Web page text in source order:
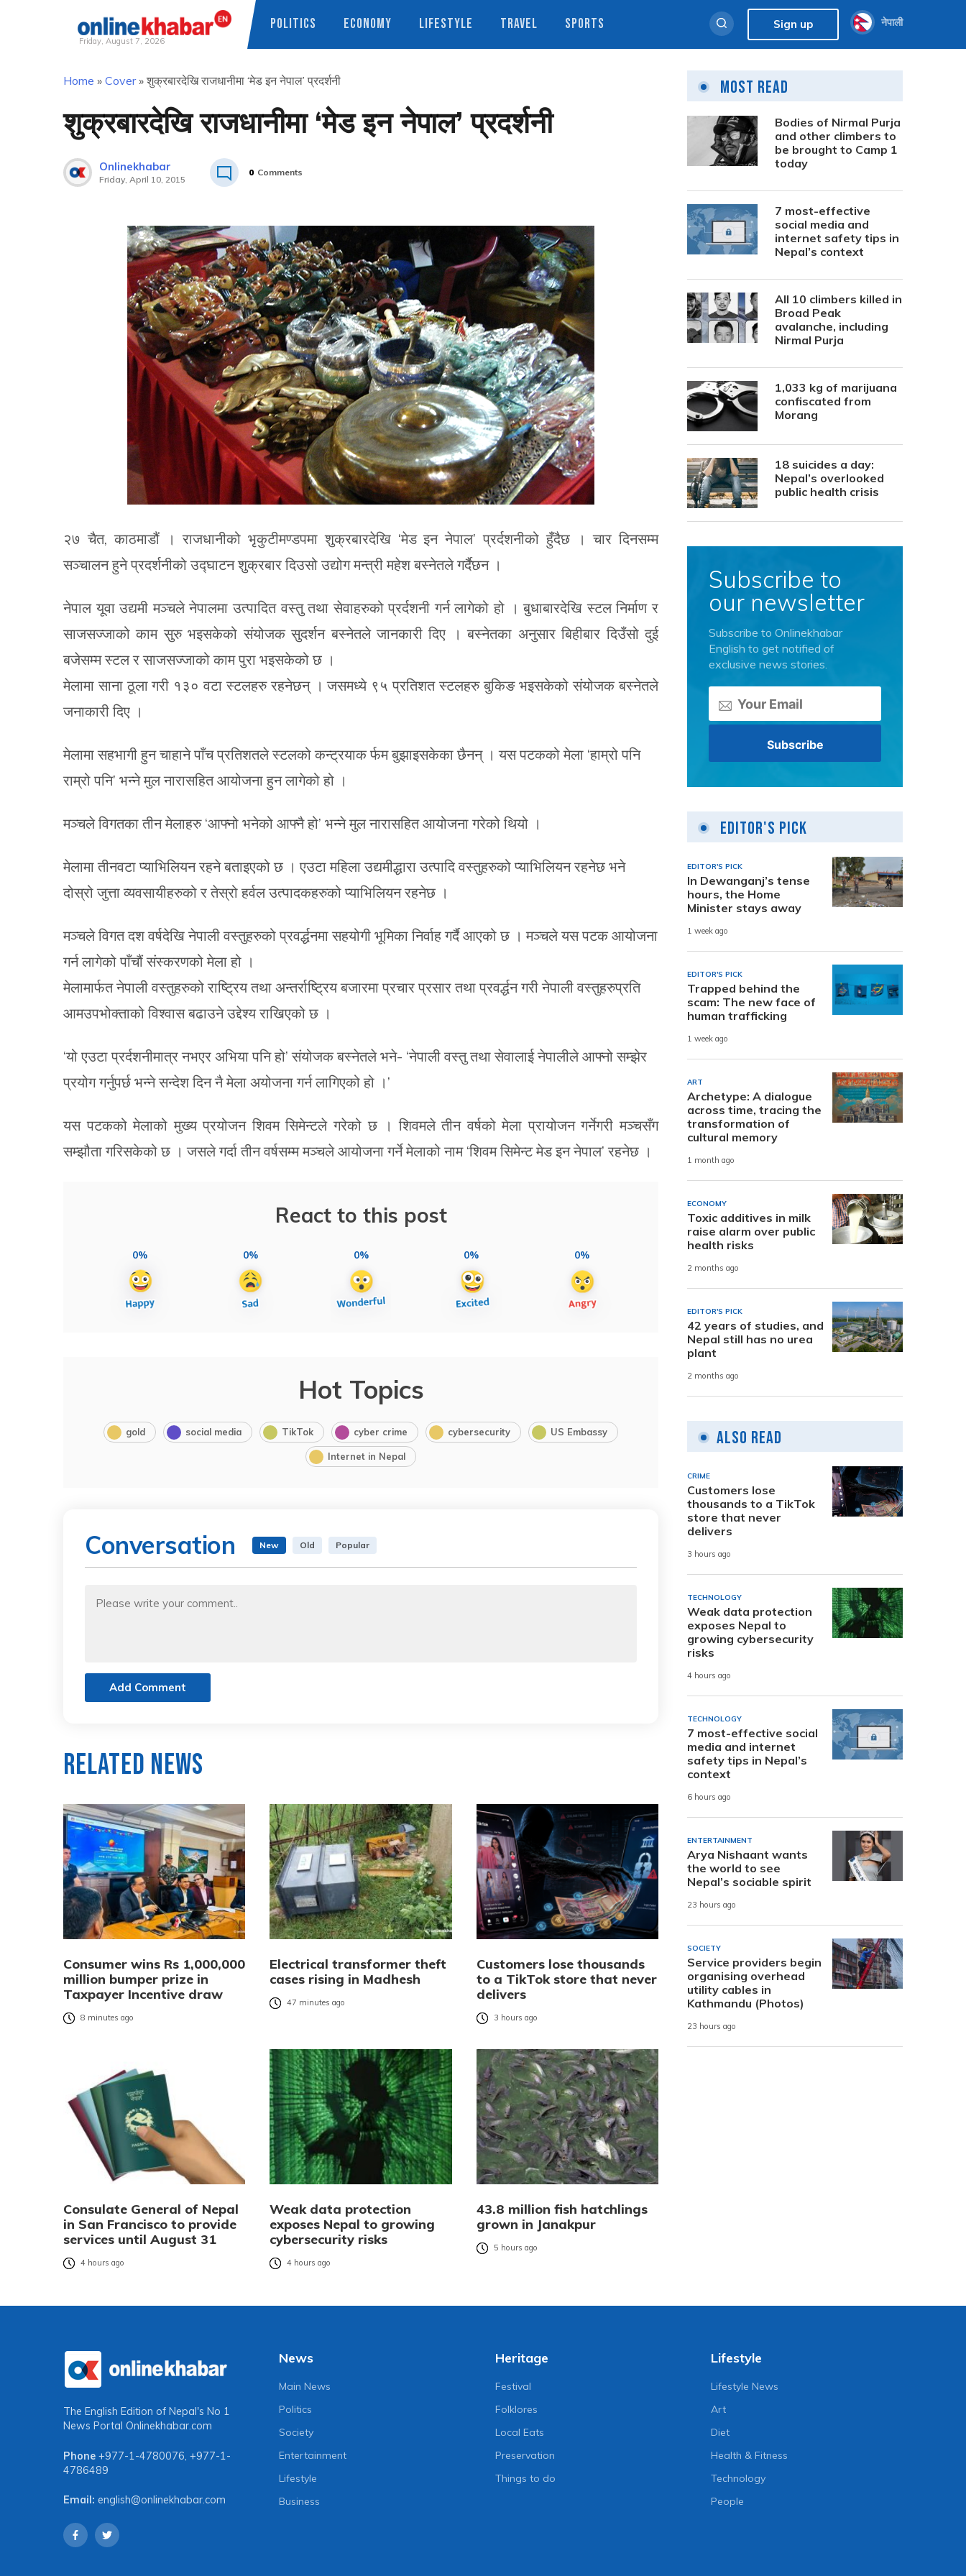
Friday, August 7, 2026
POLITICS ECONOMY LIFESTYLE TRAVEL SPORTS Sign up नेपाली
Home » Cover» शुक्रबारदेखि राजधानीमा ‘मेड इन नेपाल’ प्रदर्शनी
शुक्रबारदेखि राजधानीमा ‘मेड इन नेपाल’ प्रदर्शनी
Onlinekhabar
Friday, April 10, 2015
0 Comments
२७ चैत, काठमाडौं । राजधानीको भृकुटीमण्डपमा शुक्रबारदेखि ‘मेड इन नेपाल’ प्रर्दशनीको हुँदैछ । चार दिनसम्म
सञ्चालन हुने प्रदर्शनीको उद्घाटन शुक्रबार दिउसो उद्योग मन्त्री महेश बस्नेतले गर्दैछन ।
नेपाल यूवा उद्यमी मञ्चले नेपालमा उत्पादित वस्तु तथा सेवाहरुको प्रर्दशनी गर्न लागेको हो । बुधाबारदेखि स्टल निर्माण र
साजसज्जाको काम सुरु भइसकेको संयोजक सुदर्शन बस्नेतले जानकारी दिए । बस्नेतका अनुसार बिहीबार दिउँसो दुई
बजेसम्म स्टल र साजसज्जाको काम पुरा भइसकेको छ ।
मेलामा साना ठूला गरी १३० वटा स्टलहरु रहनेछन् । जसमध्ये ९५ प्रतिशत स्टलहरु बुकिङ भइसकेको संयोजक बस्नेतले
जनाकारी दिए ।
मेलामा सहभागी हुन चाहाने पाँच प्रतिशतले स्टलको कन्ट्रयाक र्फम बुझाइसकेका छैनन् । यस पटकको मेला ‘हाम्रो पनि
राम्रो पनि’ भन्ने मुल नारासहित आयोजना हुन लागेको हो ।
मञ्चले विगतका तीन मेलाहरु ‘आफ्नो भनेको आफ्नै हो’ भन्ने मुल नारासहित आयोजना गरेको थियो ।
मेलामा तीनवटा प्याभिलियन रहने बताइएको छ । एउटा महिला उद्यमीद्धारा उत्पादि वस्तुहरुको प्याभिलियन रहनेछ भने
दोस्रो जुत्ता व्यवसायीहरुको र तेस्रो हर्वल उत्पादकहरुको प्याभिलियन रहनेछ ।
मञ्चले विगत दश वर्षदेखि नेपाली वस्तुहरुको प्रवर्द्धनमा सहयोगी भूमिका निर्वाह गर्दै आएको छ । मञ्चले यस पटक आयोजना
गर्न लागेको पाँचौं संस्करणको मेला हो ।
मेलामार्फत नेपाली वस्तुहरुको राष्ट्रिय तथा अन्तर्राष्ट्रिय बजारमा प्रचार प्रसार तथा प्रवर्द्धन गरी नेपाली वस्तुहरुप्रति
आमउपभोक्ताको विश्वास बढाउने उद्देश्य राखिएको छ ।
‘यो एउटा प्रर्दशनीमात्र नभएर अभिया पनि हो’ संयोजक बस्नेतले भने- ‘नेपाली वस्तु तथा सेवालाई नेपालीले आफ्नो सम्झेर
प्रयोग गर्नुपर्छ भन्ने सन्देश दिन नै मेला अयोजना गर्न लागिएको हो ।’
यस पटकको मेलाको मुख्य प्रयोजन शिवम सिमेन्टले गरेको छ । शिवमले तीन वर्षको मेला प्रायोजन गर्नेगरी मञ्चसँग
सम्झौता गरिसकेको छ । जसले गर्दा तीन वर्षसम्म मञ्चले आयोजना गर्ने मेलाको नाम ‘शिवम सिमेन्ट मेड इन नेपाल’ रहनेछ ।
React to this post
0% 0% 0% 0% 0%
Hot Topics
gold social media TikTok cyber crime cybersecurity US Embassy
Internet in Nepal
Conversation New Old Popular
Add Comment
Related News
Consumer wins Rs 1,000,000
million bumper prize in
Taxpayer Incentive draw
8 minutes ago
Electrical transformer theft
cases rising in Madhesh
47 minutes ago
Customers lose thousands
to a TikTok store that never
delivers
3 hours ago
Consulate General of Nepal
in San Francisco to provide
services until August 31
4 hours ago
Weak data protection
exposes Nepal to growing
cybersecurity risks
4 hours ago
43.8 million fish hatchlings
grown in Janakpur
5 hours ago
Most Read
Bodies of Nirmal Purja
and other climbers to
be brought to Camp 1
today
7 most-effective
social media and
internet safety tips in
Nepal’s context
All 10 climbers killed in
Broad Peak
avalanche, including
Nirmal Purja
1,033 kg of marijuana
confiscated from
Morang
18 suicides a day:
Nepal’s overlooked
public health crisis
Subscribe to
our newsletter
Subscribe to Onlinekhabar
English to get notified of
exclusive news stories.
Editor's Pick
EDITOR'S PICK
In Dewanganj’s tense
hours, the Home
Minister stays away
1 week ago
EDITOR'S PICK
Trapped behind the
scam: The new face of
human trafficking
1 week ago
ART
Archetype: A dialogue
across time, tracing the
transformation of
cultural memory
1 month ago
ECONOMY
Toxic additives in milk
raise alarm over public
health risks
2 months ago
EDITOR'S PICK
42 years of studies, and
Nepal still has no urea
plant
2 months ago
Also Read
CRIME
Customers lose
thousands to a TikTok
store that never
delivers
3 hours ago
TECHNOLOGY
Weak data protection
exposes Nepal to
growing cybersecurity
risks
4 hours ago
TECHNOLOGY
7 most-effective social
media and internet
safety tips in Nepal’s
context
6 hours ago
ENTERTAINMENT
Arya Nishaant wants
the world to see
Nepal’s sociable spirit
23 hours ago
SOCIETY
Service providers begin
organising overhead
utility cables in
Kathmandu (Photos)
23 hours ago
The English Edition of Nepal's No 1
News Portal Onlinekhabar.com
Phone +977-1-4780076, +977-1-
4786489
Email: english@onlinekhabar.com
News
Main News
Politics
Society
Entertainment
Lifestyle
Business
Heritage
Festival
Folklores
Local Eats
Preservation
Things to do
Lifestyle
Lifestyle News
Art
Diet
Health & Fitness
Technology
People